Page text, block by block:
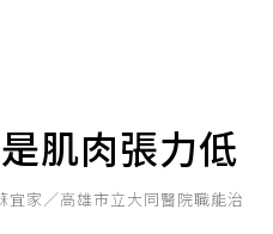
肌肉張力低
宜家／高雄市立大同醫院職能治